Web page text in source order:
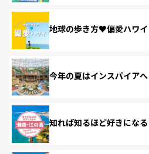
地球の歩き方♥偏愛ハワイ
今年の夏はインスパイアへ
知れば知るほど好きにな